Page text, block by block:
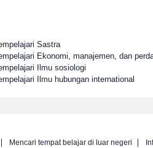
Sastra
Ekonomi, manajemen, dan
Ilmu sosiologi
Ilmu hubungan international
Mencari tempat belajar di luar negeri